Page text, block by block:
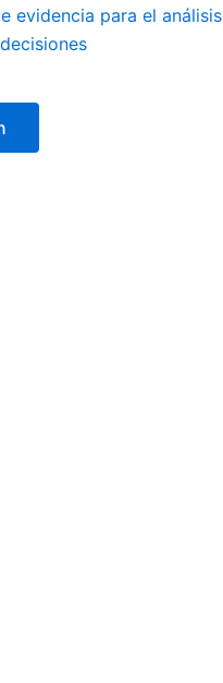
evidencia para el análisis